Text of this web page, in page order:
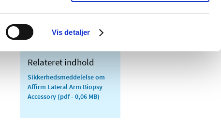
Vis detaljer
Relateret indhold
Sikkerhedsmeddelelse om
Affirm Lateral Arm Biopsy
Accessory (pdf - 0,06 MB)